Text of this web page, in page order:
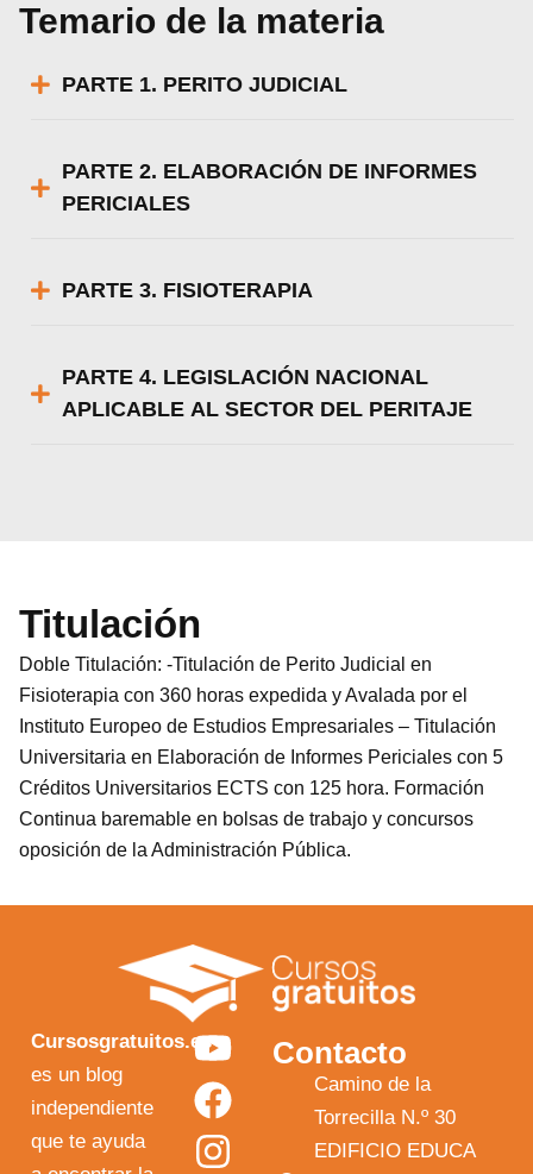
Temario de la materia
PARTE 1. PERITO JUDICIAL
PARTE 2. ELABORACIÓN DE INFORMES
PERICIALES
PARTE 3. FISIOTERAPIA
PARTE 4. LEGISLACIÓN NACIONAL
APLICABLE AL SECTOR DEL PERITAJE
Titulación
Doble Titulación: -Titulación de Perito Judicial en
Fisioterapia con 360 horas expedida y Avalada por el
Instituto Europeo de Estudios Empresariales – Titulación
Universitaria en Elaboración de Informes Periciales con 5
Créditos Universitarios ECTS con 125 hora. Formación
Continua baremable en bolsas de trabajo y concursos
oposición de la Administración Pública.
Cursosgratuitos.es
es un blog
independiente
que te ayuda
Y
o
u
t
F
a
c
e
I
n
s
t
X
-
t
w
Contacto
Camino de la
Torrecilla N.º 30
EDIFICIO EDUCA